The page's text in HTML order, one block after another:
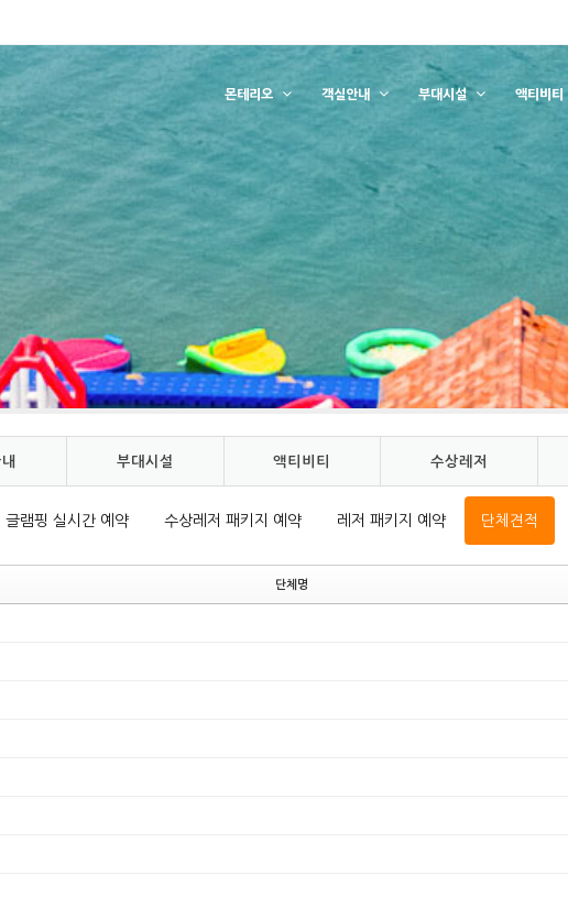
몬테리오 객실안내 부대시설 액티비티
부대시설 액티비티 수상레저
글램핑 실시간 예약 수상레저 패키지 예약 레저 패키지 예약 단체견적
단체명